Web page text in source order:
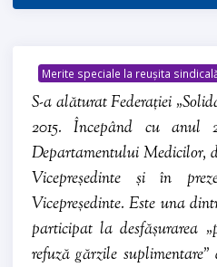
Merite speciale la reușita
S-a alăturat Federației
2015. Începând cu anul
Departamentului Medicilor,
Vicepreședinte și în
Vicepreședinte. Este una
participat la desfășurarea
refuză gărzile